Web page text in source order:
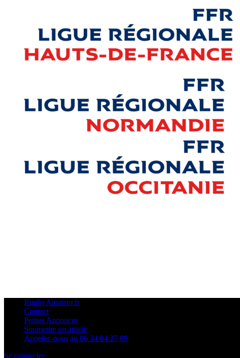
RugbyAmateur.fr
Contact
Petites Annonces
Soumettre un article
Appelez-nous au 06 34 04 27 09
Se connecter